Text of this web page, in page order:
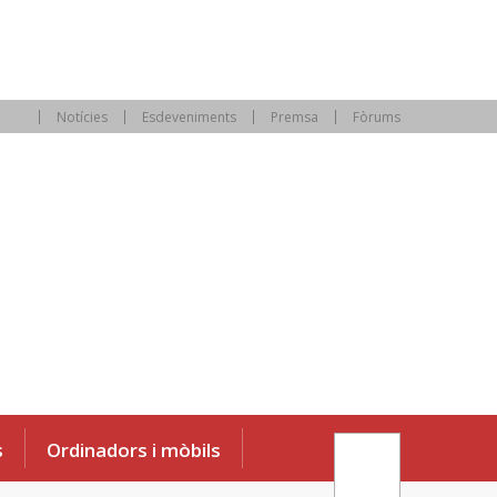
Notícies Esdeveniments Premsa Fòrums
Ordinadors i mòbils